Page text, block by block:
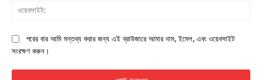
পরের বার আমি মন্তব্য করার জন্য এই ব্রাউজারে আমার নাম, ইমেল, এবং ওয়েবসাইট
সংরক্ষণ করুন।